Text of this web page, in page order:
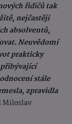
řidičů tak
nejčastěji
absolventů,
Neuvědomí
prakticky
stále
zpravidla